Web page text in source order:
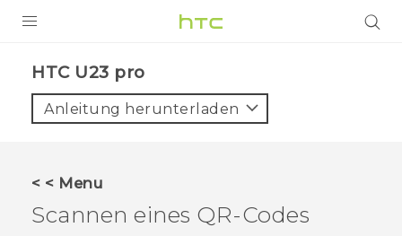
VIVE
HTC U23 pro‎
Anleitung herunterladen
< < Menu
Scannen eines QR-Codes